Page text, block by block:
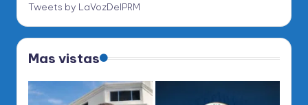
Tweets by LaVozDelPRM
Mas vistas